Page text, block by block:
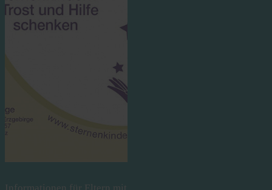
Informationen für Eltern mit